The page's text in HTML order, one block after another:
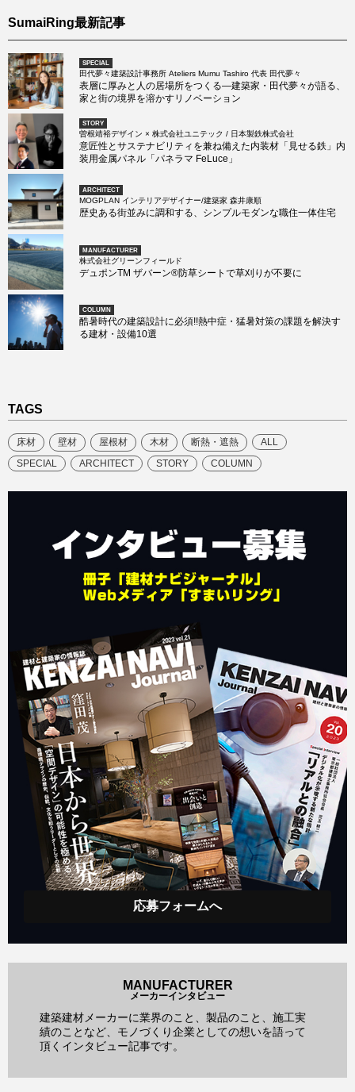
SumaiRing最新記事
SPECIAL
田代夢々建築設計事務所 Ateliers Mumu Tashiro 代表 田代夢々
表層に厚みと人の居場所をつくる―建築家・田代夢々が語る、
家と街の境界を溶かすリノベーション
STORY
曽根靖裕デザイン × 株式会社ユニテック / 日本製鉄株式会社
意匠性とサステナビリティを兼ね備えた内装材「見せる鉄」内
装用金属パネル「パネラマ FeLuce」
ARCHITECT
MOGPLAN インテリアデザイナー/建築家 森井康順
歴史ある街並みに調和する、シンプルモダンな職住一体住宅
MANUFACTURER
株式会社グリーンフィールド
デュポンTM ザバーン®防草シートで草刈りが不要に
COLUMN
酷暑時代の建築設計に必須!!熱中症・猛暑対策の課題を解決す
る建材・設備10選
TAGS
床材 壁材 屋根材 木材 断熱・遮熱
ALL
SPECIAL
ARCHITECT STORY COLUMN
応募フォームへ
MANUFACTURER
メーカーインタビュー
建築建材メーカーに業界のこと、製品のこと、施工実
績のことなど、モノづくり企業としての想いを語って
頂くインタビュー記事です。